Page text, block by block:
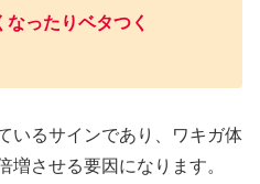
ったりベタつく
いるサインであり、ワキガ体
増させる要因になります。